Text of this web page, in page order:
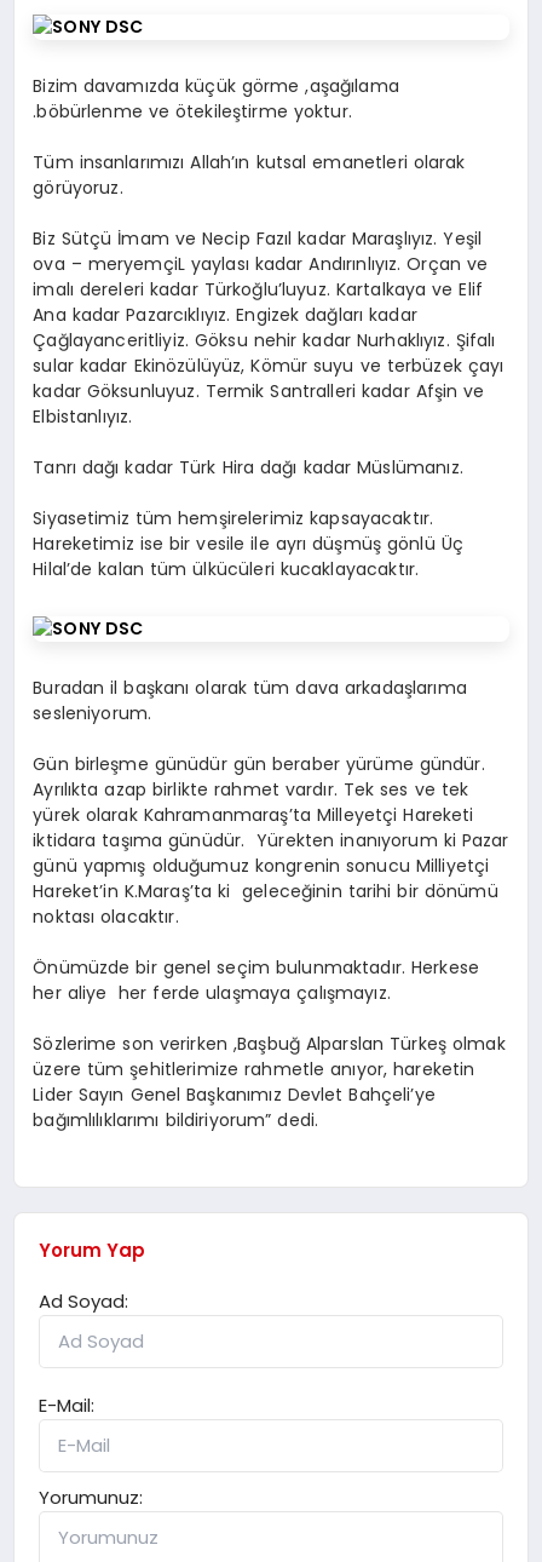
Bizim davamızda küçük görme ,aşağılama
.böbürlenme ve ötekileştirme yoktur.
Tüm insanlarımızı Allah’ın kutsal emanetleri olarak
görüyoruz.
Biz Sütçü İmam ve Necip Fazıl kadar Maraşlıyız. Yeşil
ova – meryemçiL yaylası kadar Andırınlıyız. Orçan ve
imalı dereleri kadar Türkoğlu’luyuz. Kartalkaya ve Elif
Ana kadar Pazarcıklıyız. Engizek dağları kadar
Çağlayanceritliyiz. Göksu nehir kadar Nurhaklıyız. Şifalı
sular kadar Ekinözülüyüz, Kömür suyu ve terbüzek çayı
kadar Göksunluyuz. Termik Santralleri kadar Afşin ve
Elbistanlıyız.
Tanrı dağı kadar Türk Hira dağı kadar Müslümanız.
Siyasetimiz tüm hemşirelerimiz kapsayacaktır.
Hareketimiz ise bir vesile ile ayrı düşmüş gönlü Üç
Hilal’de kalan tüm ülkücüleri kucaklayacaktır.
Buradan il başkanı olarak tüm dava arkadaşlarıma
sesleniyorum.
Gün birleşme günüdür gün beraber yürüme gündür.
Ayrılıkta azap birlikte rahmet vardır. Tek ses ve tek
yürek olarak Kahramanmaraş’ta Milleyetçi Hareketi
iktidara taşıma günüdür. Yürekten inanıyorum ki Pazar
günü yapmış olduğumuz kongrenin sonucu Milliyetçi
Hareket’in K.Maraş’ta ki geleceğinin tarihi bir dönümü
noktası olacaktır.
Önümüzde bir genel seçim bulunmaktadır. Herkese
her aliye her ferde ulaşmaya çalışmayız.
Sözlerime son verirken ,Başbuğ Alparslan Türkeş olmak
üzere tüm şehitlerimize rahmetle anıyor, hareketin
Lider Sayın Genel Başkanımız Devlet Bahçeli’ye
bağımlılıklarımı bildiriyorum” dedi.
Yorum Yap
Ad Soyad:
E-Mail:
Yorumunuz: